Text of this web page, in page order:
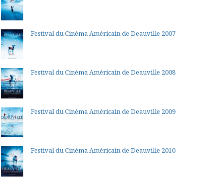
Festival du Cinéma Américain de Deauville 2007
Festival du Cinéma Américain de Deauville 2008
Festival du Cinéma Américain de Deauville 2009
Festival du Cinéma Américain de Deauville 2010